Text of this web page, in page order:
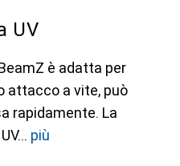
UV
è adatta per
attacco a vite, può
rapidamente. La
più